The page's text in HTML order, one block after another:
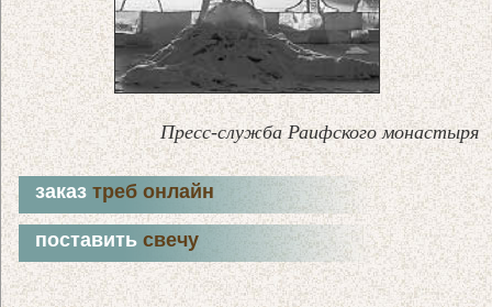
Пресс-служба Раифского монастыря
заказтреб онлайн
поставитьсвечу